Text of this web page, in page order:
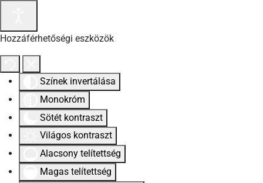
Hozzáférhetőségi eszközök
Színek invertálása
Monokróm
Sötét kontraszt
Világos kontraszt
Alacsony telítettség
Magas telítettség